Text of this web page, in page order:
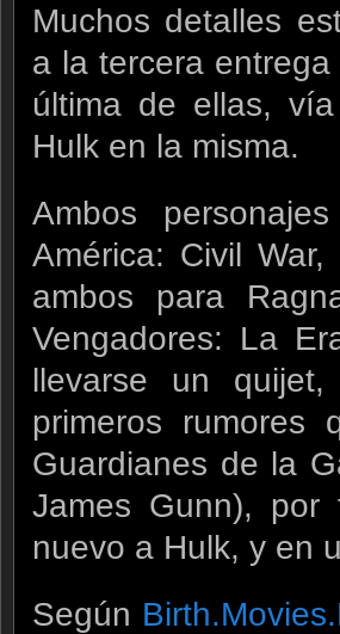
Muchos detalles
a la tercera
última de ellas, vía
Hulk en la misma.
Ambos
América: Civil
ambos para
Vengadores: La
llevarse un
primeros rumores
Guardianes de la
James Gunn), por
nuevo a Hulk, y en
Según